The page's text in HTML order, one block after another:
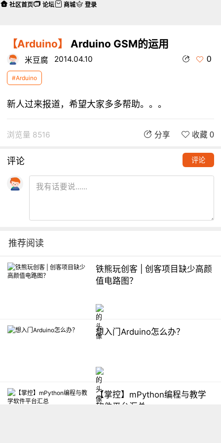
【Arduino】 Arduino GSM的运用
米豆腐 2014.04.10 0
#Arduino
新人过来报道，希望大家多多帮助。。。
浏览量 8516 分享 收藏 0
评论 评论
推荐阅读
铁熊玩创客 | 创客项目缺少高颜
值电路图？
想入门Arduino怎么办？
【掌控】mPython编程与教学
软件平台汇总
社区首页 论坛 商城 登录